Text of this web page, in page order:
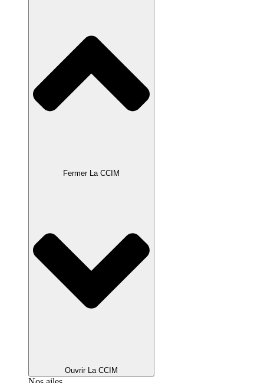
Fermer La CCIM
Ouvrir La CCIM